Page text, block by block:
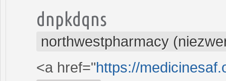
dnpkdqns
northwestpharmacy
<a href="https://